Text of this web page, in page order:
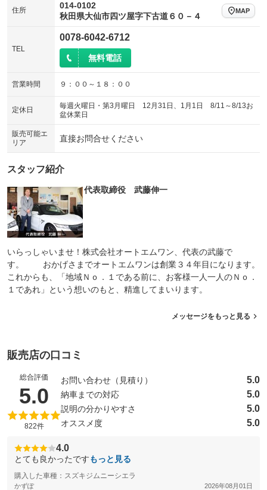
住所
014-0102
秋田県大仙市四ツ屋字下古道６０－４
MAP
TEL
0078-6042-6712
無料電話
営業時間 ９：００～１８：００
定休日
毎週火曜日・第3月曜日 12月31日、1月1日 8/11～8/13お
盆休業日
販売可能エ
リア
直接お問合せください
スタッフ紹介
代表取締役 武藤伸一
いらっしゃいませ！株式会社オートエムワン、代表の武藤で
す。 おかげさまでオートエムワンは創業３４年目になります。
これからも、「地域Ｎｏ．１である前に、お客様一人一人のＮｏ．
１であれ」という想いのもと、精進してまいります。
メッセージをもっと見る
販売店の口コミ
総合評価
5.0 （5点満点中）
822件
お問い合わせ（見積り） 5.0
納車までの対応 5.0
説明の分かりやすさ 5.0
オススメ度 5.0
4.0
とても良かったですもっと見る
購入した車種：スズキジムニーシエラ
かずぽ 2026年08月01日